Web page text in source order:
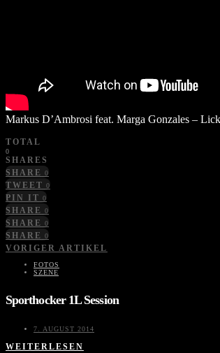
Markus D’Ambrosi feat. Marga Gonzales –
TOTAL
0
SHARES
SHARE 0
TWEET 0
PIN IT 0
SHARE 0
SHARE 0
SHARE 0
VORIGER ARTIKEL
FOTOS
SZENE
Sporthocker 1L Session
7. AUGUST 2014
WEITERLESEN